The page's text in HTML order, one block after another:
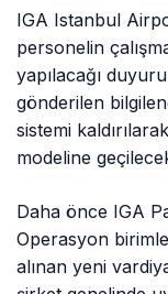
IGA Istanbul
personelin
yapılacağı
gönderilen
sistemi
modeline
Daha önce IGA
Operasyon
alınan yeni